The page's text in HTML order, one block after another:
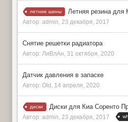
летние шины Летняя резина
Автор: admin, 23 декабря, 2017
Cнятие решетки радиатора
Автор: ЛиВлАн, 31 октября, 2020
Датчик давления в запаске
Автор: Old , 14 апреля, 2020
диски Диски для Киа Соренто
Автор: admin, 23 декабря, 2017